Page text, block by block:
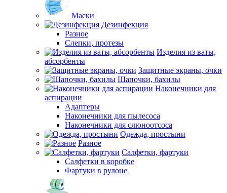
Маски
Дезинфекция
Разное
Слепки, протезы
Изделия из ваты,
абсорбенты
Защитные экраны, очки
Шапочки, бахилы
Наконечники для
аспирации
Адаптеры
Наконечники для пылесоса
Наконечники для слюноотсоса
Одежда, простыни
Разное
Салфетки, фартуки
Салфетки в коробке
Фартуки в рулоне